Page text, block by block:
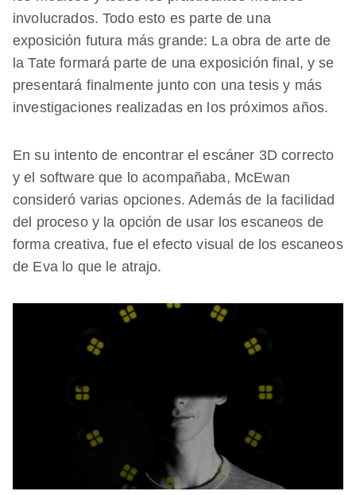
involucrados. Todo esto es parte de una
exposición futura más grande: La obra de arte de
la Tate formará parte de una exposición final, y se
presentará finalmente junto con una tesis y más
investigaciones realizadas en los próximos años.
En su intento de encontrar el escáner 3D correcto
y el software que lo acompañaba, McEwan
consideró varias opciones. Además de la facilidad
del proceso y la opción de usar los escaneos de
forma creativa, fue el efecto visual de los escaneos
de Eva lo que le atrajo.